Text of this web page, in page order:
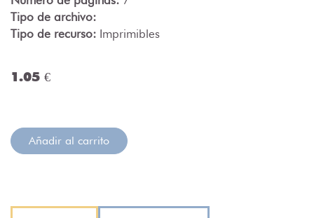
Tipo de archivo:
Tipo de recurso: Imprimibles
1.05 €
Añadir al carrito